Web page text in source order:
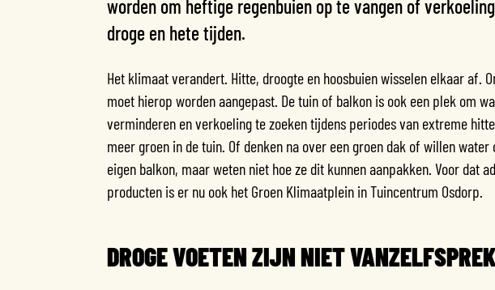
worden om heftige regenbuien op te vangen of
droge en hete tijden.
Het klimaat verandert. Hitte, droogte en hoosbuien wisselen elkaar af.
moet hierop worden aangepast. De tuin of balkon is ook een plek om
verminderen en verkoeling te zoeken tijdens periodes van extreme
meer groen in de tuin. Of denken na over een groen dak of willen water
eigen balkon, maar weten niet hoe ze dit kunnen aanpakken. Voor dat
producten is er nu ook het Groen Klimaatplein in Tuincentrum Osdorp.
DROGE VOETEN ZIJN NIET